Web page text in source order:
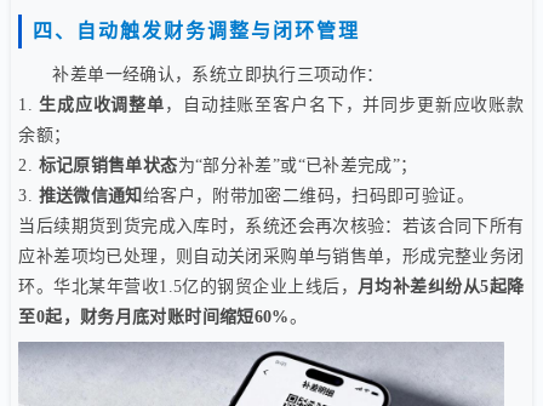
四、自动触发财务调整与闭环管理
补差单一经确认，系统立即执行三项动作：
1.生成应收调整单 ，自动挂账至客户名下，并同步更新应收账款
余额；
2. 标记原销售单状态为“部分补差”或“已补差完成”；
3. 推送微信通知 给客户，附带加密二维码，扫码即可验证。
当后续期货到货完成入库时，系统还会再次核验：若该合同下所有
应补差项均已处理，则自动关闭采购单与销售单，形成完整业务闭
环。华北某年营收1.5亿的钢贸企业上线后， 月均补差纠纷从5起降
至0起，财务月底对账时间缩短60%。